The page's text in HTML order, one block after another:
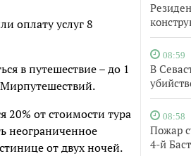
08:59
В
08:58
Пожар
4-й
оплату услуг 8
в путешествие – до 1
от стоимости тура
неограниченное
от двух ночей.